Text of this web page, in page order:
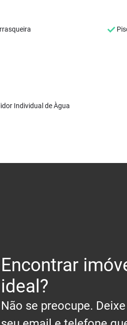
Individual de Àgua
Encontrar
ideal?
Não se preocupe. Deixe